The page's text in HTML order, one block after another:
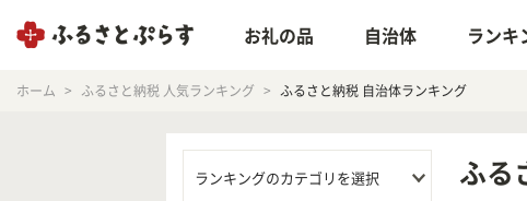
お礼の品 自治体 ランキ
ホーム ふるさと納税 人気ランキング ふるさと納税 自治体ランキング
ランキングのカテゴリを選択 ふる